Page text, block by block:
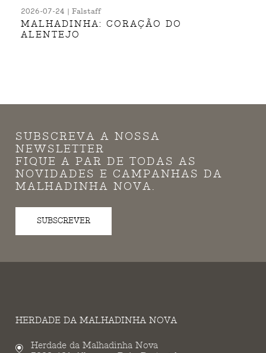
2026-07-24 | Falstaff
MALHADINHA: CORAÇÃO DO
ALENTEJO
SUBSCREVA A NOSSA
NEWSLETTER
FIQUE A PAR DE TODAS AS
NOVIDADES E CAMPANHAS DA
MALHADINHA NOVA.
SUBSCREVER
HERDADE DA MALHADINHA NOVA
Herdade da Malhadinha Nova